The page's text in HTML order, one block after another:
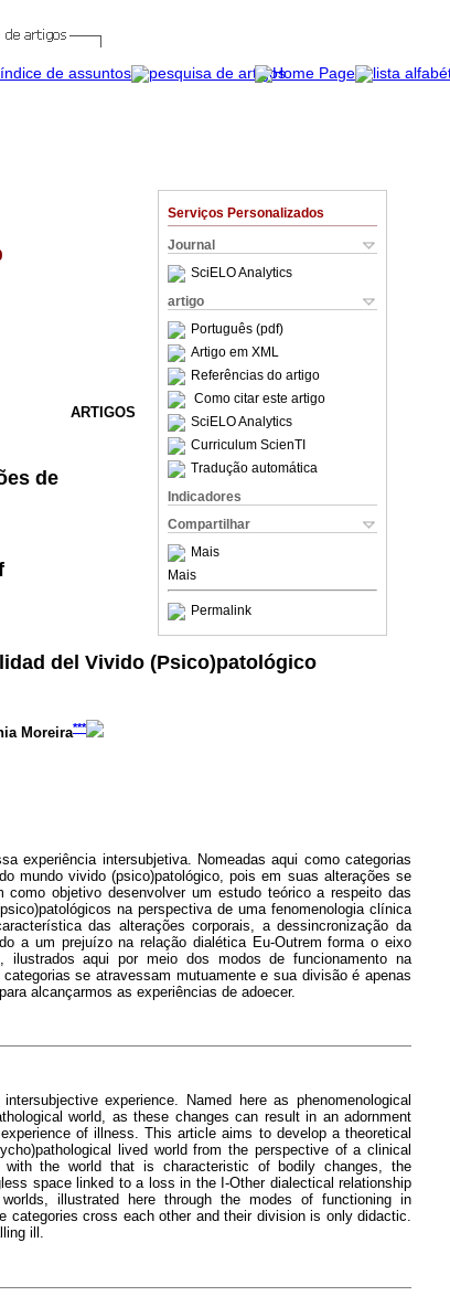
Serviços Personalizados
Journal
SciELO Analytics
artigo
Português (pdf)
Artigo em XML
Referências do artigo
Como citar este artigo
SciELO Analytics
Curriculum ScienTI
Tradução automática
Indicadores
Compartilhar
Mais
Mais
Permalink
ARTIGOS
de
del Vivido (Psico)patológico
Moreira***
experiência intersubjetiva. Nomeadas aqui como categorias
mundo vivido (psico)patológico, pois em suas alterações se
objetivo desenvolver um estudo teórico a respeito das
na perspectiva de uma fenomenologia clínica
das alterações corporais, a dessincronização da
a um prejuízo na relação dialética Eu-Outrem forma o eixo
ilustrados aqui por meio dos modos de funcionamento na
se atravessam mutuamente e sua divisão é apenas
alcançarmos as experiências de adoecer.
experience. Named here as phenomenological
world, as these changes can result in an adornment
of illness. This article aims to develop a theoretical
lived world from the perspective of a clinical
the world that is characteristic of bodily changes, the
space linked to a loss in the I-Other dialectical relationship
illustrated here through the modes of functioning in
categories cross each other and their division is only didactic.
ill.